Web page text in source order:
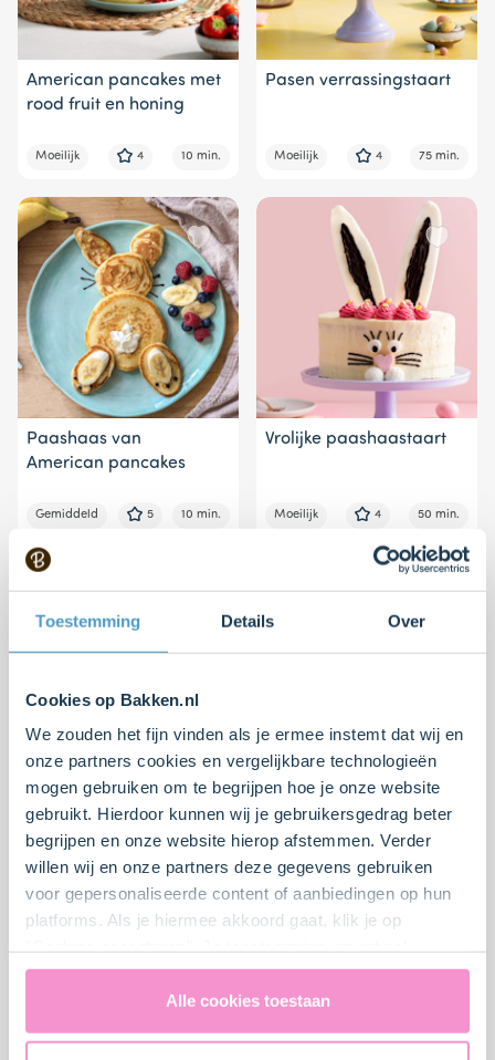
Toestemming Details Over
Cookies op Bakken.nl
We zouden het fijn vinden als je ermee instemt dat wij en
onze partners cookies en vergelijkbare technologieën
mogen gebruiken om te begrijpen hoe je onze website
gebruikt. Hierdoor kunnen wij je gebruikersgedrag beter
begrijpen en onze website hierop afstemmen. Verder
willen wij en onze partners deze gegevens gebruiken
voor gepersonaliseerde content of aanbiedingen op hun
platforms. Als je hiermee akkoord gaat, klik je op
uitdrukkelijk een eventuele gegevensoverdracht naar de
Verenigde Staten in de zin van artikel 49 AVG. Raadpleeg
ons
Alle cookies toestaan
American pancakes met
rood fruit en honing
Moeilijk 4 10 min.
Pasen verrassingstaart
Moeilijk 4 75 min.
Paashaas van
American pancakes
Gemiddeld 5 10 min.
Vrolijke paashaastaart
Moeilijk 4 50 min.
Paas bananenbrood
Gemiddeld 4 45 min.
Kokosmakronen nestjes
Makkelijk 4 10 min.